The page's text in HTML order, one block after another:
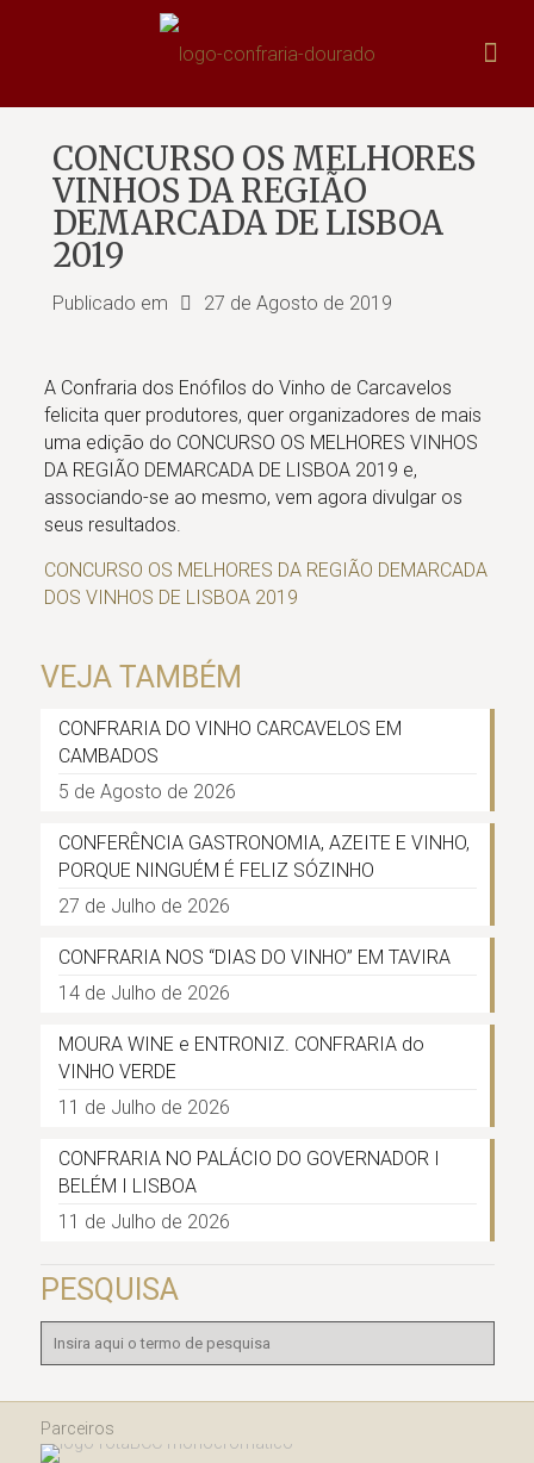
CONCURSO OS MELHORES
VINHOS DA REGIÃO
DEMARCADA DE LISBOA
2019
Publicado em 27 de Agosto de 2019
A Confraria dos Enófilos do Vinho de Carcavelos
felicita quer produtores, quer organizadores de mais
uma edição do CONCURSO OS MELHORES VINHOS
DA REGIÃO DEMARCADA DE LISBOA 2019 e,
associando-se ao mesmo, vem agora divulgar os
seus resultados.
CONCURSO OS MELHORES DA REGIÃO DEMARCADA
DOS VINHOS DE LISBOA 2019
VEJA TAMBÉM
CONFRARIA DO VINHO CARCAVELOS EM
CAMBADOS
5 de Agosto de 2026
CONFERÊNCIA GASTRONOMIA, AZEITE E VINHO,
PORQUE NINGUÉM É FELIZ SÓZINHO
27 de Julho de 2026
CONFRARIA NOS “DIAS DO VINHO” EM TAVIRA
14 de Julho de 2026
MOURA WINE e ENTRONIZ. CONFRARIA do
VINHO VERDE
11 de Julho de 2026
CONFRARIA NO PALÁCIO DO GOVERNADOR I
BELÉM I LISBOA
11 de Julho de 2026
PESQUISA
Parceiros